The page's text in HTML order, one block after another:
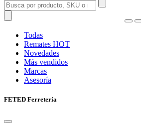
Todas
Remates HOT
Novedades
Más vendidos
Marcas
Asesoría
FETED Ferretería